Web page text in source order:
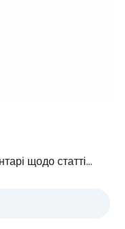
щодо статті...